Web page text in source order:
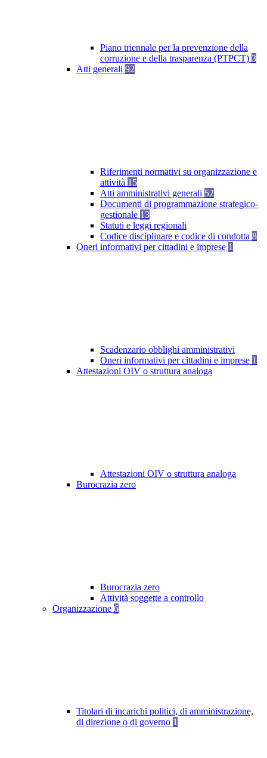
Piano triennale per la prevenzione della
corruzione e della trasparenza (PTPCT) 3
Atti generali 92
Riferimenti normativi su organizzazione e
attività 15
Atti amministrativi generali 52
Documenti di programmazione strategico-
gestionale 13
Statuti e leggi regionali
Codice disciplinare e codice di condotta 8
Oneri informativi per cittadini e imprese 1
Scadenzario obblighi amministrativi
Oneri informativi per cittadini e imprese 1
Attestazioni OIV o struttura analoga
Attestazioni OIV o struttura analoga
Burocrazia zero
Burocrazia zero
Attività soggette a controllo
Organizzazione 6
Titolari di incarichi politici, di amministrazione,
di direzione o di governo 1